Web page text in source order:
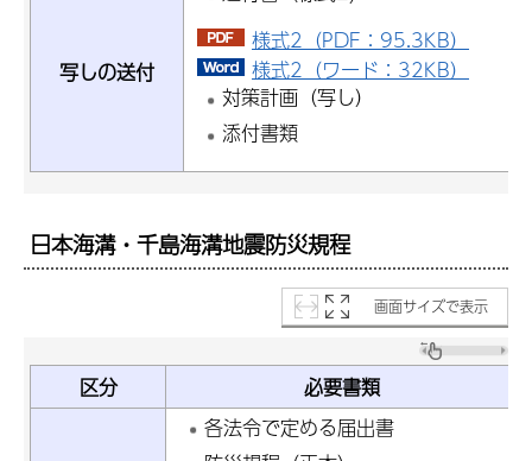
写しの送付
様式2（PDF：95.3KB）
様式2（ワード：32KB）
対策計画（写し）
添付書類
日本海溝・千島海溝地震防災規程
画面サイズで表示
区分 必要書類
各法令で定める届出書